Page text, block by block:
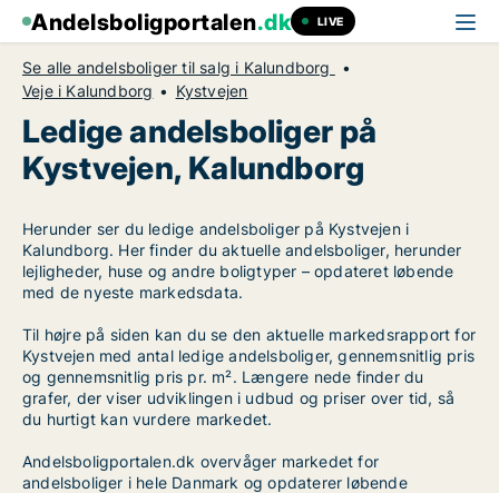
Andelsboligportalen.dk LIVE
Se alle andelsboliger til salg i Kalundborg
Veje i Kalundborg
Kystvejen
Ledige andelsboliger på
Kystvejen, Kalundborg
Herunder ser du ledige andelsboliger på Kystvejen i
Kalundborg. Her finder du aktuelle andelsboliger, herunder
lejligheder, huse og andre boligtyper – opdateret løbende
med de nyeste markedsdata.
Til højre på siden kan du se den aktuelle markedsrapport for
Kystvejen med antal ledige andelsboliger, gennemsnitlig pris
og gennemsnitlig pris pr. m². Længere nede finder du
grafer, der viser udviklingen i udbud og priser over tid, så
du hurtigt kan vurdere markedet.
Andelsboligportalen.dk overvåger markedet for
andelsboliger i hele Danmark og opdaterer løbende